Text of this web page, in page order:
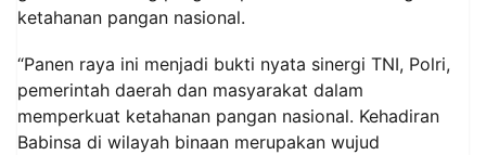
ketahanan pangan nasional.
“Panen raya ini menjadi bukti nyata sinergi TNI, Polri,
pemerintah daerah dan masyarakat dalam
memperkuat ketahanan pangan nasional. Kehadiran
Babinsa di wilayah binaan merupakan wujud